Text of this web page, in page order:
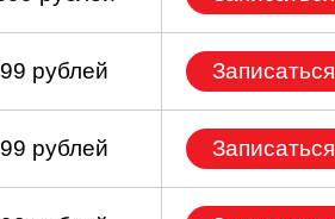
рублей Записаться
рублей Записаться